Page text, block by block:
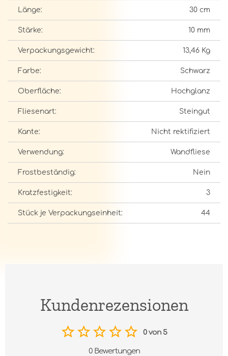
Länge: 30 cm
Stärke: 10 mm
Verpackungsgewicht: 13,46 Kg
Farbe: Schwarz
Oberfläche: Hochglanz
Fliesenart: Steingut
Kante: Nicht rektifiziert
Verwendung: Wandfliese
Frostbeständig: Nein
Kratzfestigkeit: 3
Stück je Verpackungseinheit: 44
Kundenrezensionen
0 von 5
0 Bewertungen